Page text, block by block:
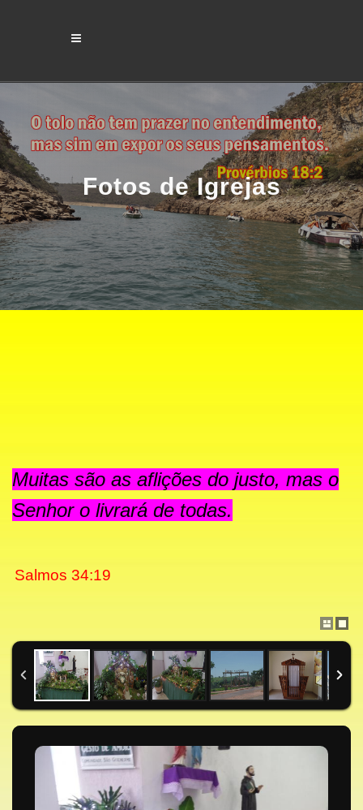
Fotos de Igrejas
Muitas são as aflições do justo, mas o
Senhor o livrará de todas.
Salmos 34:19